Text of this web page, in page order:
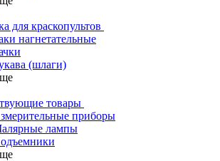
для краскопультов
нагнетательные
(шлаги)
товары
приборы
лампы